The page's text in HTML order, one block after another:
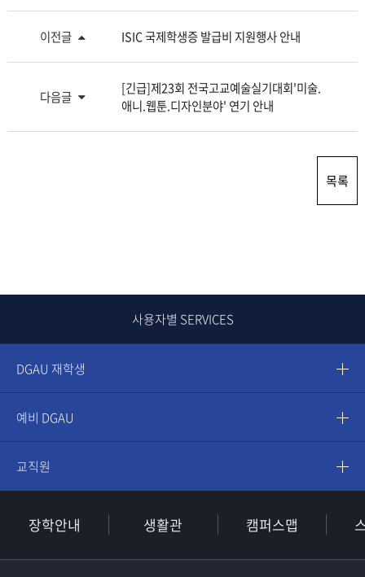
이전글 ISIC 국제학생증 발급비 지원행사 안내
다음글
[긴급]제23회 전국고교예술실기대회'미술.
애니.웹툰.디자인분야' 연기 안내
목록
사용자별 SERVICES
DGAU 재학생
예비 DGAU
교직원
장학안내 생활관 캠퍼스맵